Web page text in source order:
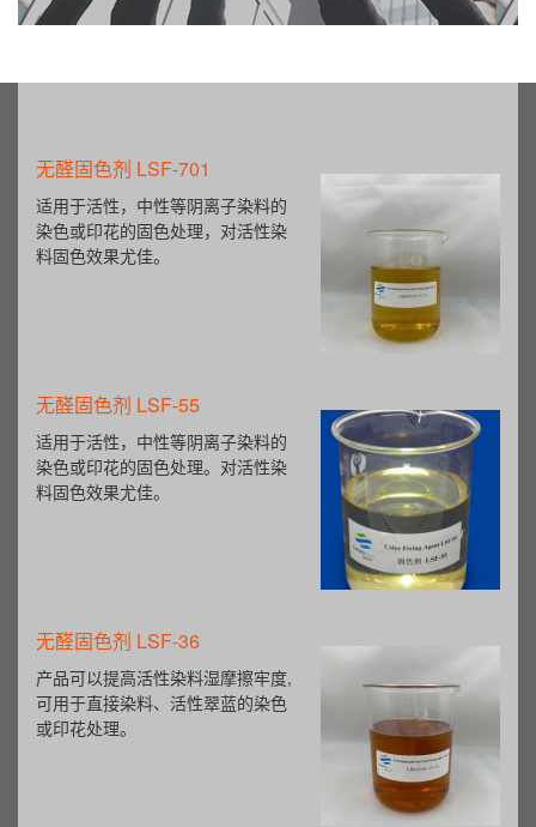
造纸湿强剂LSW-50
产品广泛应用于制造干燥或擦试用
纸，包装材料，室外用纸，湿材料
纸（，与其它特种用纸（钞票纸、
阴离子苯丙表胶 LSB-02
阴离子苯丙表胶LSB-02是苯乙烯酯
类共聚合成的新一代产品，能跟淀
粉有效的结合，赋予淀粉涂层良好
的交联强度和疏水性能。
新型乳液型助留剂 LSR-30
新型乳液型助留剂LSR-30是一种低
粘度，高浓度的聚丙烯酰胺乳液。
主要适用于各种瓦楞纸、箱板纸、
白板纸、文化纸、新闻纸、淋膜原